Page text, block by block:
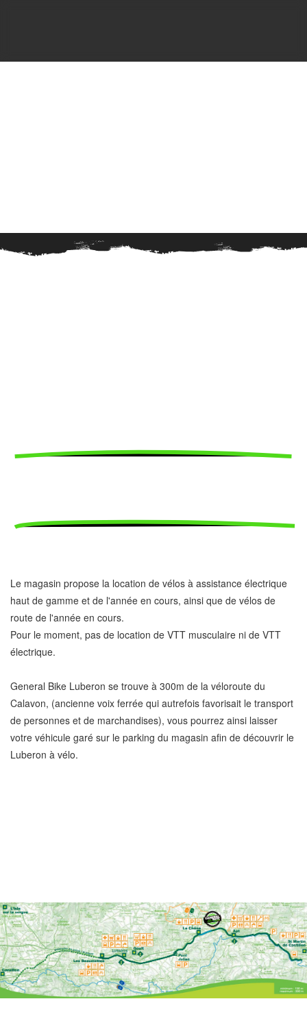
Le magasin propose la location de vélos à assistance électrique
haut de gamme et de l'année en cours, ainsi que de vélos de
route de l'année en cours.
Pour le moment, pas de location de VTT musculaire ni de VTT
électrique.
General Bike Luberon se trouve à 300m de la véloroute du
Calavon, (ancienne voix ferrée qui autrefois favorisait le transport
de personnes et de marchandises), vous pourrez ainsi laisser
votre véhicule garé sur le parking du magasin afin de découvrir le
Luberon à vélo.